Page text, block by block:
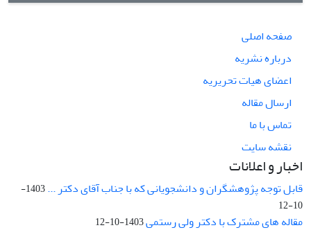
صفحه اصلی
درباره نشریه
اعضای هیات تحریریه
ارسال مقاله
تماس با ما
نقشه سایت
اخبار و اعلانات
قابل توجه پژوهشگران و دانشجویانی که با جناب آقای دکتر ...
1403-
10-12
مقاله های مشترک با دکتر ولی رستمی1403-10-12